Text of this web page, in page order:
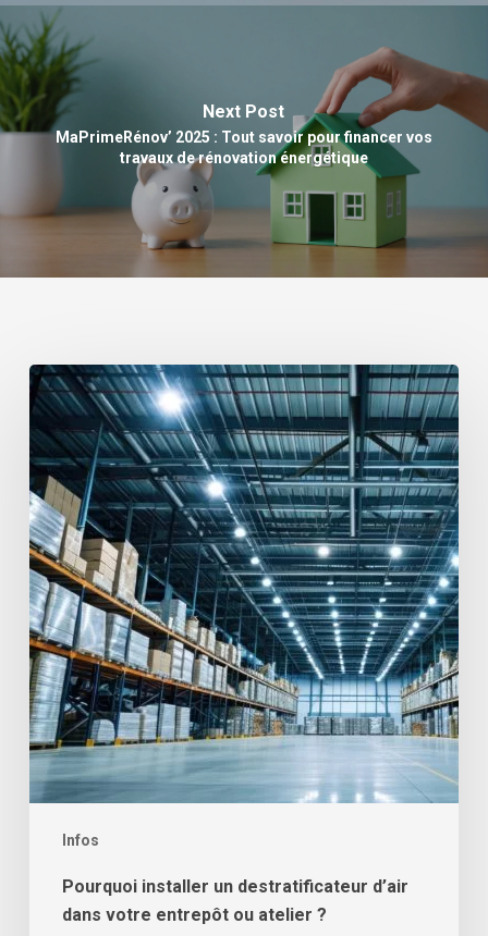
Next Post
MaPrimeRénov’ 2025 : Tout savoir pour financer vos
travaux de rénovation énergétique
Infos
Pourquoi
installer
un
destratificateur
d’air
dans
votre
entrepôt
ou
atelier
?
Pourquoi installer un destratificateur d’air
dans votre entrepôt ou atelier ?